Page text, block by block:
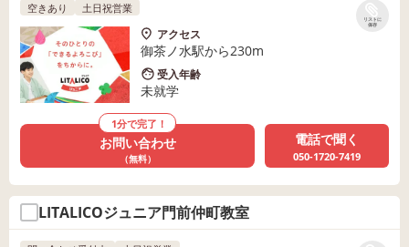
リストに
保存
空きあり 土日祝営業
アクセス
御茶ノ水駅から230m
受入年齢
未就学
1分で完了！
お問い合わせ
（無料）
電話で聞く
050-1720-7419
LITALICOジュニア門前仲町教室